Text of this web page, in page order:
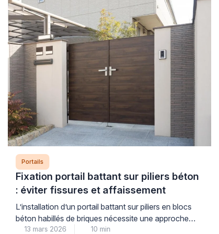
supplémentaire constituent les deux facteurs
aggravants principaux, particulièrement sur des
gonds fatigués ou des poteaux mal scellés. […]
Portails
Fixation portail battant sur piliers béton
: éviter fissures et affaissement
L’installation d’un portail battant sur piliers en blocs
béton habillés de briques nécessite une approche
technique rigoureuse. Les contraintes mécaniques
13 mars 2026 10 min